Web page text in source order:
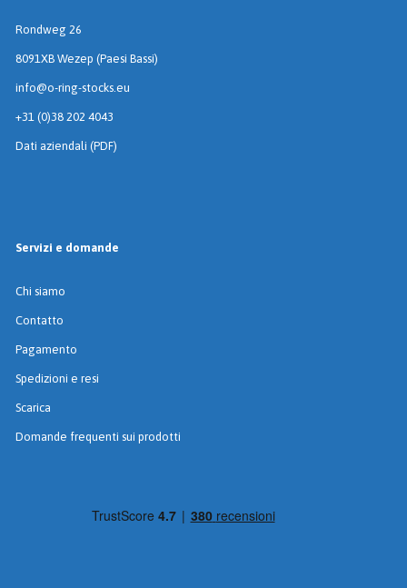
Rondweg 26
8091XB Wezep (Paesi Bassi)
info@o-ring-stocks.eu
+31 (0)38 202 4043
Dati aziendali (PDF)
Servizi e domande
Chi siamo
Contatto
Pagamento
Spedizioni e resi
Scarica
Domande frequenti sui prodotti